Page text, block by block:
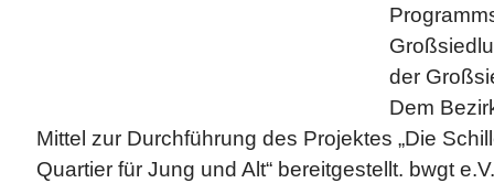
der
Dem
Mittel zur Durchführung des Projektes „Die
Quartier für Jung und Alt“ bereitgestellt. bwgt